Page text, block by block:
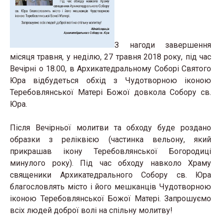
З нагоди завершення
місяця травня, у неділю, 27 травня 2018 року, під час
Вечірні о 18.00, в Архикатедральному Соборі Святого
Юра відбудеться обхід з Чудотворною іконою
Теребовлянської Матері Божої довкола Собору св.
Юра.
Після Вечірньої молитви та обходу буде роздано
образки з реліквією (частинка вельону, який
прикрашав ікону Теребовлянської Богородиці
минулого року). Під час обходу навколо Храму
священики Архикатедрального Собору св. Юра
благословлять місто і його мешканців Чудотворною
іконою Теребовлянської Божої Матері. Запрошуємо
всіх людей доброї волі на спільну молитву!